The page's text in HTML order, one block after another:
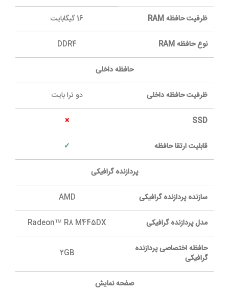
ظرفيت حافظه RAM 16 گیگابایت
نوع حافظه RAM DDR4
حافظه داخلی
ظرفيت حافظه داخلی دو ترا بایت
SSD
×
قابلیت ارتقا حافظه ✓
پردازنده گرافيکی
سازنده پردازنده گرافيکی AMD
مدل پردازنده گرافيکی Radeon™ R8 M445DX
حافظه اختصاصی پردازنده
گرافيکی 2GB
صفحه نمايش